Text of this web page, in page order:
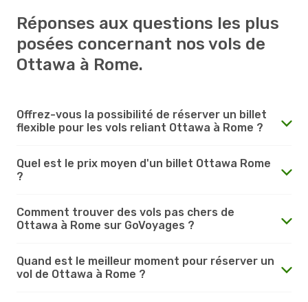
Réponses aux questions les plus
posées concernant nos vols de
Ottawa à Rome.
Offrez-vous la possibilité de réserver un billet
flexible pour les vols reliant Ottawa à Rome ?
Quel est le prix moyen d'un billet Ottawa Rome
?
Comment trouver des vols pas chers de
Ottawa à Rome sur GoVoyages ?
Quand est le meilleur moment pour réserver un
vol de Ottawa à Rome ?